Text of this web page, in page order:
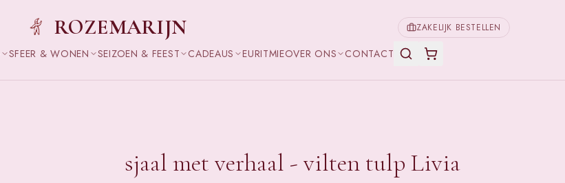
ROZEMARIJN ZAKELIJK BESTELLEN
SFEER & WONEN SEIZOEN & FEEST CADEAUS EURITMIEOVER ONS CONTACT
sjaal met verhaal - vilten tulp Livia